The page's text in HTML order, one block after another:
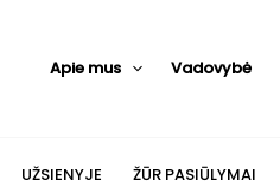
Apie mus Vadovybė
UŽSIENYJE ŽŪR PASIŪLYMAI